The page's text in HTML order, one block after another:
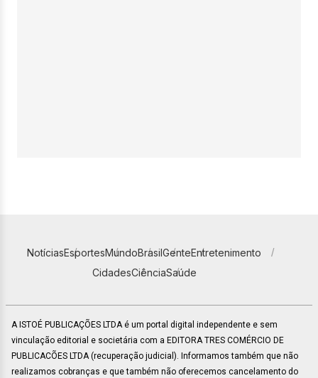
NotíciasEsportesMundoBrasilGenteEntretenimento
CidadesCiênciaSaúde
A ISTOÉ PUBLICAÇÕES LTDA é um portal digital independente e sem
vinculação editorial e societária com a EDITORA TRES COMÉRCIO DE
PUBLICACÕES LTDA (recuperação judicial). Informamos também que não
realizamos cobranças e que também não oferecemos cancelamento do